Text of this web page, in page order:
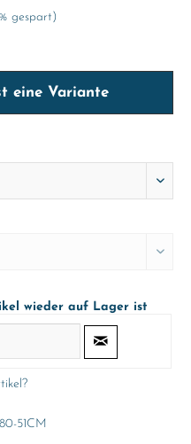
gespart)
eine Variante
wieder auf Lager ist
51CM